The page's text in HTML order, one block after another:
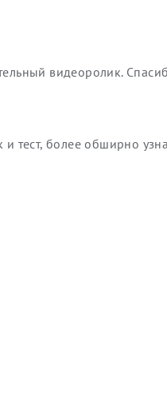
видеоролик.
тест, более обширно